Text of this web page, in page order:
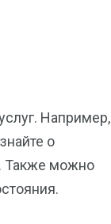
Например,
о
Также можно